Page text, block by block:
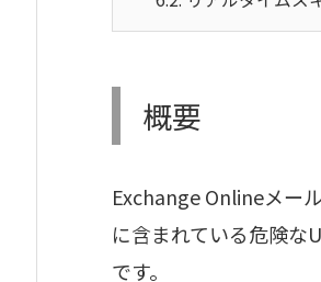
概要
Exchange Onlineメー
に含まれている危険な
です。